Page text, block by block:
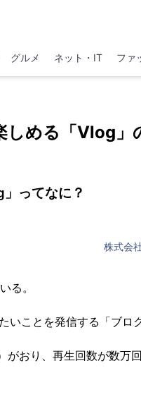
グルメ ネット・IT ファ
しめる「Vlog」
ってなに？
株式会
る。
いことを発信する「ブロ
おり、再生回数が数万